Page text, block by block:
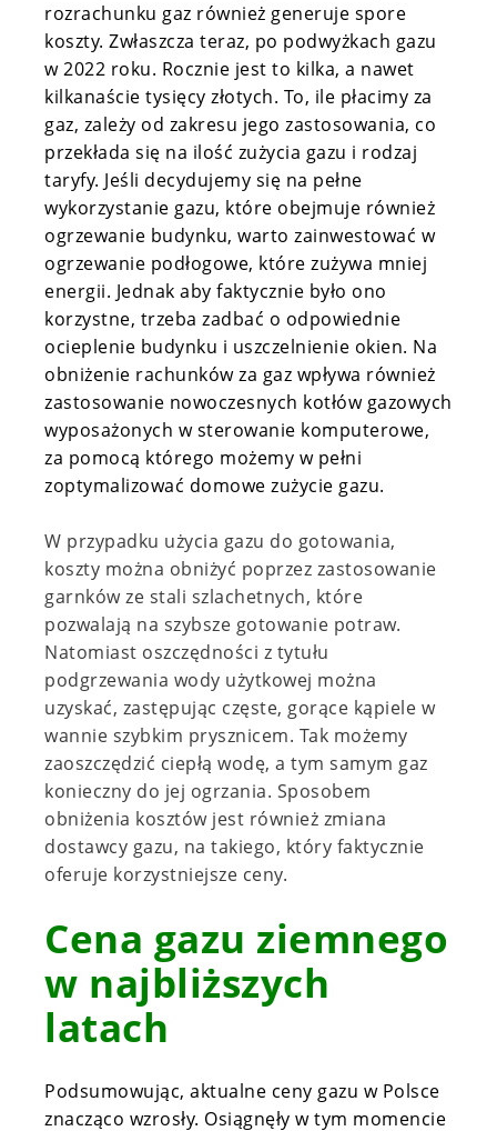
rozrachunku gaz również generuje spore
koszty. Zwłaszcza teraz, po podwyżkach gazu
w 2022 roku. Rocznie jest to kilka, a nawet
kilkanaście tysięcy złotych. To, ile płacimy za
gaz, zależy od zakresu jego zastosowania, co
przekłada się na ilość zużycia gazu i rodzaj
taryfy. Jeśli decydujemy się na pełne
wykorzystanie gazu, które obejmuje również
ogrzewanie budynku, warto zainwestować w
ogrzewanie podłogowe, które zużywa mniej
energii. Jednak aby faktycznie było ono
korzystne, trzeba zadbać o odpowiednie
ocieplenie budynku i uszczelnienie okien. Na
obniżenie rachunków za gaz wpływa również
zastosowanie nowoczesnych kotłów gazowych
wyposażonych w sterowanie komputerowe,
za pomocą którego możemy w pełni
zoptymalizować domowe zużycie gazu.
W przypadku użycia gazu do gotowania,
koszty można obniżyć poprzez zastosowanie
garnków ze stali szlachetnych, które
pozwalają na szybsze gotowanie potraw.
Natomiast oszczędności z tytułu
podgrzewania wody użytkowej można
uzyskać, zastępując częste, gorące kąpiele w
wannie szybkim prysznicem. Tak możemy
zaoszczędzić ciepłą wodę, a tym samym gaz
konieczny do jej ogrzania. Sposobem
obniżenia kosztów jest również zmiana
dostawcy gazu, na takiego, który faktycznie
oferuje korzystniejsze ceny.
Cena gazu ziemnego
w najbliższych
latach
Podsumowując, aktualne ceny gazu w Polsce
znacząco wzrosły. Osiągnęły w tym momencie